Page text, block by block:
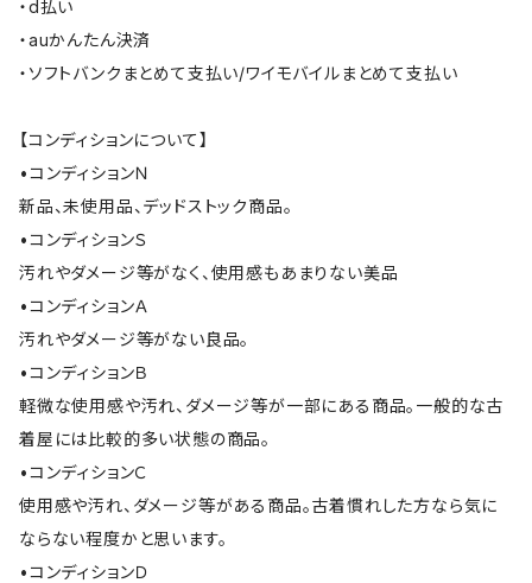
・d払い
・auかんたん決済
・ソフトバンクまとめて支払い/ワイモバイルまとめて支払い
【コンディションについて】
•コンディションＮ
新品、未使用品、デッドストック商品。
•コンディションＳ
汚れやダメージ等がなく、使用感もあまりない美品
•コンディションＡ
汚れやダメージ等がない良品。
•コンディションＢ
軽微な使用感や汚れ、ダメージ等が一部にある商品。一般的な古
着屋には比較的多い状態の商品。
•コンディションＣ
使用感や汚れ、ダメージ等がある商品。古着慣れした方なら気に
ならない程度かと思います。
•コンディションＤ